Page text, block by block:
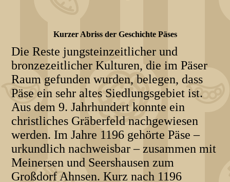
Kurzer Abriss der Geschichte Päses
Die Reste jungsteinzeitlicher und
bronzezeitlicher Kulturen, die im Päser
Raum gefunden wurden, belegen, dass
Päse ein sehr altes Siedlungsgebiet ist.
Aus dem 9. Jahrhundert konnte ein
christliches Gräberfeld nachgewiesen
werden. Im Jahre 1196 gehörte Päse –
urkundlich nachweisbar – zusammen mit
Meinersen und Seershausen zum
Großdorf Ahnsen. Kurz nach 1196